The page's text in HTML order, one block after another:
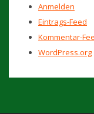
Anmelden
Eintrags-Feed
Kommentar-
WordPress.org